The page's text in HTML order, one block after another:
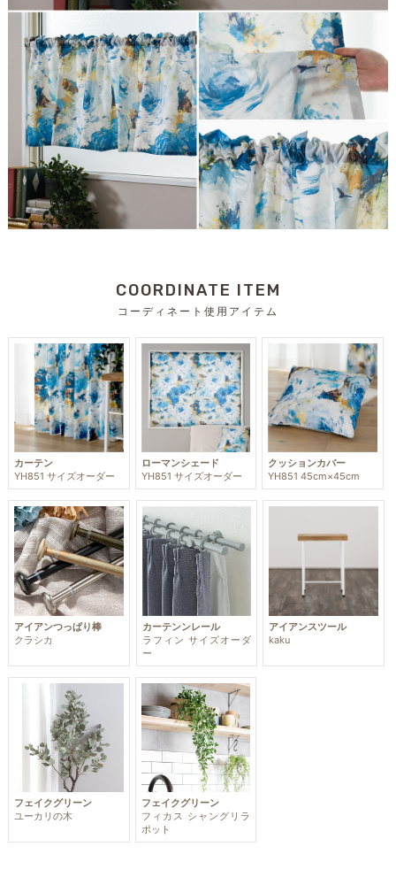
COORDINATE ITEM
コーディネート使用アイテム
カーテン
YH851 サイズオーダー
ローマンシェード
YH851 サイズオーダー
クッションカバー
YH851 45cm×45cm
アイアンつっぱり棒
クラシカ
カーテンンレール
ラフィン サイズオーダ
ー
アイアンスツール
kaku
フェイクグリーン
ユーカリの木
フェイクグリーン
フィカス シャングリラ
ポット